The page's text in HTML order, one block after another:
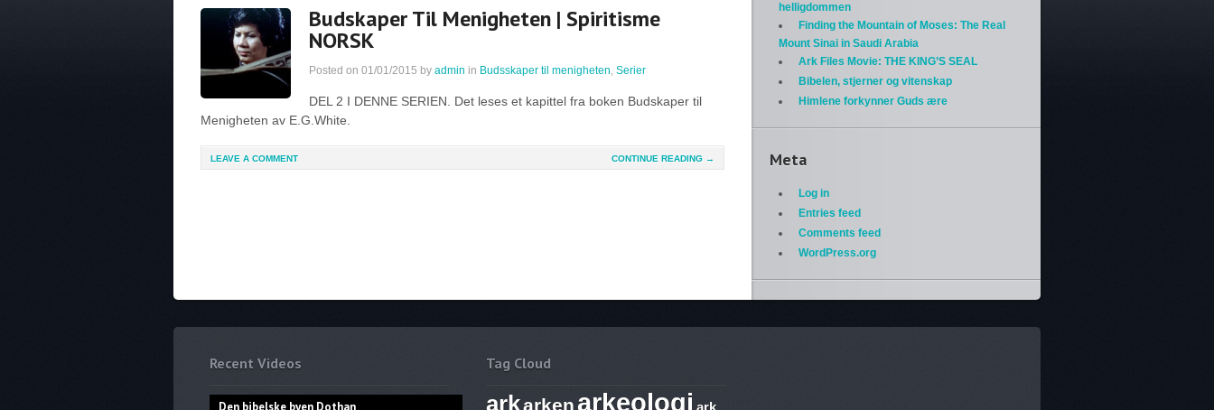
Budskaper Til Menigheten | Spiritisme
NORSK
Posted on 01/01/2015 by admin in Budsskaper til menigheten, Serier
DEL 2 I DENNE SERIEN. Det leses et kapittel fra boken Budskaper til
Menigheten av E.G.White.
LEAVE A COMMENT CONTINUE READING →
helligdommen
Finding the Mountain of Moses: The Real
Mount Sinai in Saudi Arabia
Ark Files Movie: THE KING’S SEAL
Bibelen, stjerner og vitenskap
Himlene forkynner Guds ære
Meta
Log in
Entries feed
Comments feed
WordPress.org
Recent Videos Tag Cloud
arkarken arkeologi